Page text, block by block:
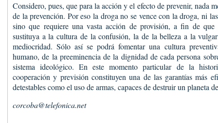
Considero, pues, que para la acción y el efecto de prevenir, nada
de la prevención. Por eso la droga no se vence con la droga, ni
sino que requiere una vasta acción de provisión, a fin de
sustituya a la cultura de la confusión, la de la belleza a la
mediocridad. Sólo así se podrá fomentar una cultura
humano, de la preeminencia de la dignidad de cada persona
sistema ideológico. En este momento particular de la
cooperación y previsión constituyen una de las garantías más
detestables como el uso de armas, capaces de destruir un planeta
corcoba@telefonica.net